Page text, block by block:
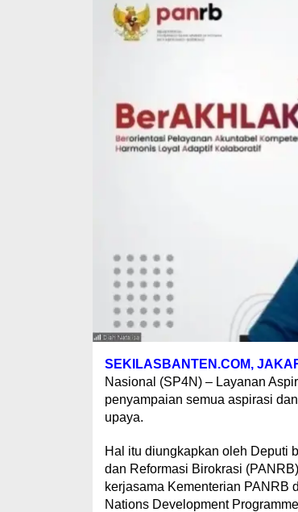
SEKILASBANTEN.COM,
Nasional (SP4N) – Layanan
penyampaian semua aspirasi
upaya.
Hal itu diungkapkan oleh Deputi
dan Reformasi Birokrasi
kerjasama Kementerian PANRB
Nations Development